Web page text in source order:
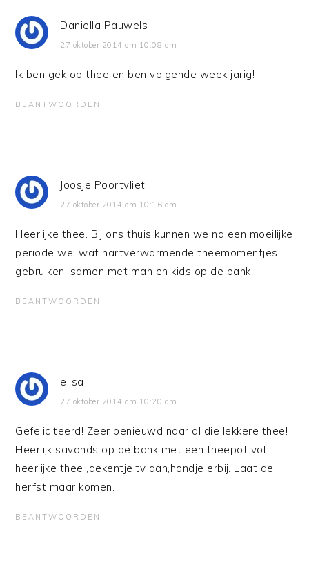
Daniella Pauwels
27 oktober 2014 om 10:08 am
Ik ben gek op thee en ben volgende week jarig!
BEANTWOORDEN
Joosje Poortvliet
27 oktober 2014 om 10:16 am
Heerlijke thee. Bij ons thuis kunnen we na een moeilijke
periode wel wat hartverwarmende theemomentjes
gebruiken, samen met man en kids op de bank.
BEANTWOORDEN
elisa
27 oktober 2014 om 10:20 am
Gefeliciteerd! Zeer benieuwd naar al die lekkere thee!
Heerlijk savonds op de bank met een theepot vol
heerlijke thee ,dekentje,tv aan,hondje erbij. Laat de
herfst maar komen.
BEANTWOORDEN